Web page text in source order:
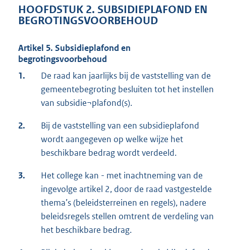
HOOFDSTUK 2. SUBSIDIEPLAFOND EN
BEGROTINGSVOORBEHOUD
Artikel 5. Subsidieplafond en
begrotingsvoorbehoud
1.
De raad kan jaarlijks bij de vaststelling van de
gemeentebegroting besluiten tot het instellen
van subsidie¬plafond(s).
2.
Bij de vaststelling van een subsidieplafond
wordt aangegeven op welke wijze het
beschikbare bedrag wordt verdeeld.
3.
Het college kan - met inachtneming van de
ingevolge artikel 2, door de raad vastgestelde
thema’s (beleidsterreinen en regels), nadere
beleidsregels stellen omtrent de verdeling van
het beschikbare bedrag.